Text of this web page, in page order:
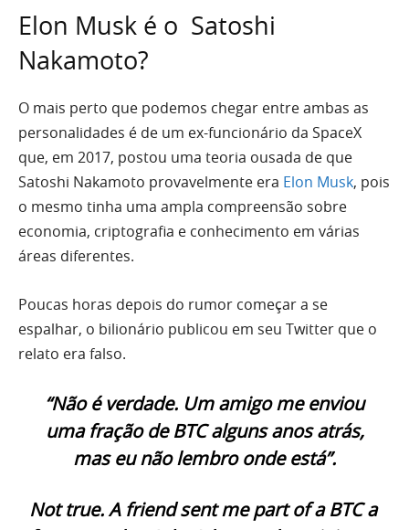
Elon Musk é o Satoshi
Nakamoto?
O mais perto que podemos chegar entre ambas as
personalidades é de um ex-funcionário da SpaceX
que, em 2017, postou uma teoria ousada de que
Satoshi Nakamoto provavelmente era Elon Musk, pois
o mesmo tinha uma ampla compreensão sobre
economia, criptografia e conhecimento em várias
áreas diferentes.
Poucas horas depois do rumor começar a se
espalhar, o bilionário publicou em seu Twitter que o
relato era falso.
“Não é verdade. Um amigo me enviou
uma fração de BTC alguns anos atrás,
mas eu não lembro onde está”.
Not true. A friend sent me part of a BTC a